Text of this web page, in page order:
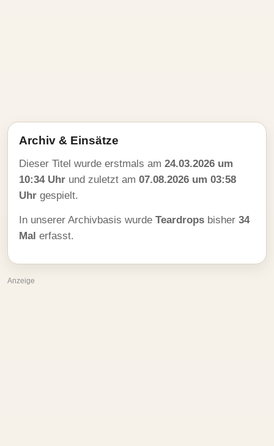
Archiv & Einsätze
Dieser Titel wurde erstmals am 24.03.2026 um
10:34 Uhr und zuletzt am 07.08.2026 um 03:58
Uhr gespielt.
In unserer Archivbasis wurde Teardrops bisher 34
Mal erfasst.
Anzeige